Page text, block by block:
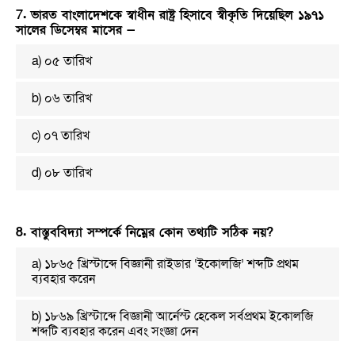
7. ভারত বাংলাদেশকে স্বাধীন রাষ্ট্র হিসাবে স্বীকৃতি দিয়েছিল ১৯৭১
সালের ডিসেম্বর মাসের —
a) ০৫ তারিখ
b) ০৬ তারিখ
c) ০৭ তারিখ
d) ০৮ তারিখ
8. বাস্তুববিদ্যা সম্পর্কে নিম্নের কোন তথ্যটি সঠিক নয়?
a) ১৮৬৫ খ্রিস্টাব্দে বিজ্ঞানী রাইডার ‘ইকোলজি’ শব্দটি প্রথম
ব্যবহার করেন
b) ১৮৬৯ খ্রিস্টাব্দে বিজ্ঞানী আর্নেস্ট হেকেল সর্বপ্রথম ইকোলজি
শব্দটি ব্যবহার করেন এবং সংজ্ঞা দেন